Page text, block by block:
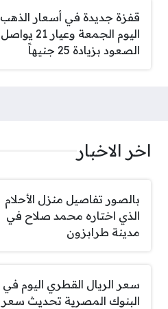
قفزة جديدة في أسعار الذهب
اليوم الجمعة وعيار 21 يواصل
الصعود بزيادة 25 جنيهاً
اخر الاخبار
بالصور تفاصيل منزل الأحلام
الذي اختاره محمد صلاح في
مدينة طرابزون
سعر الريال القطري اليوم في
البنوك المصرية تحديث سعر